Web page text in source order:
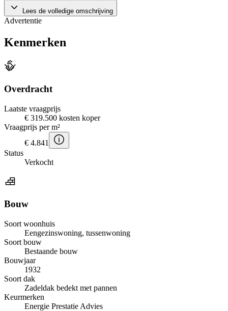
Lees de volledige omschrijving
Advertentie
Kenmerken
Overdracht
Laatste vraagprijs
€ 319.500 kosten koper
Vraagprijs per m²
€ 4.841
Status
Verkocht
Bouw
Soort woonhuis
Eengezinswoning, tussenwoning
Soort bouw
Bestaande bouw
Bouwjaar
1932
Soort dak
Zadeldak bedekt met pannen
Keurmerken
Energie Prestatie Advies